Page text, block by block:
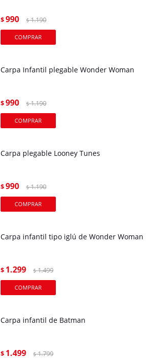
$990 $ 1.190
Carpa Infantil plegable Wonder Woman
$990 $ 1.190
Carpa plegable Looney Tunes
$990 $ 1.190
Carpa infantil tipo iglú de Wonder Woman
$ 1.299 $ 1.499
Carpa infantil de Batman
$ 1.499 $ 1.799